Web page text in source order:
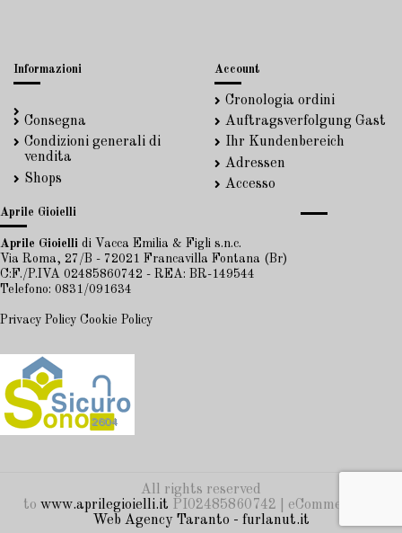
Informazioni
Consegna
Condizioni generali di
vendita
Shops
Account
Cronologia ordini
Auftragsverfolgung Gast
Ihr Kundenbereich
Adressen
Accesso
Aprile Gioielli
Aprile Gioielli di Vacca Emilia & Figli s.n.c.
Via Roma, 27/B - 72021 Francavilla Fontana (Br)
C:F./P.IVA 02485860742 - REA: BR-149544
Telefono: 0831/091634
Privacy Policy Cookie Policy
All rights reserved
to www.aprilegioielli.it PI02485860742 | eCommerce by
Web Agency Taranto - furlanut.it